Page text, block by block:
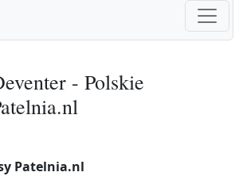
- Polskie
Patelnia.nl